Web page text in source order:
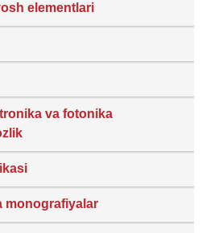
elementlari
va fotonika
monografiyalar